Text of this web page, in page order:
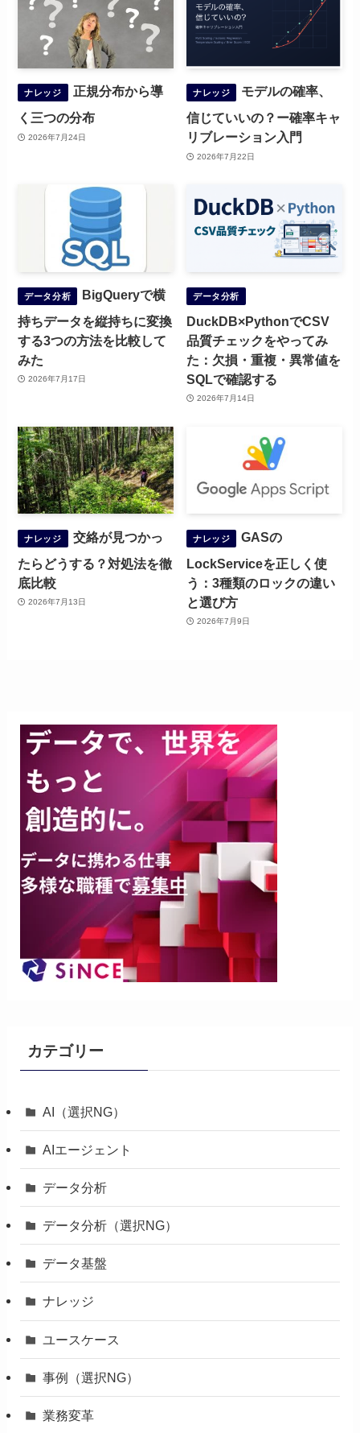
ナレッジ
正規分布から導
く三つの分布
2026年7月24日
ナレッジ
モデルの確率、
信じていいの？ー確率キャ
リブレーション入門
2026年7月22日
データ分析
BigQueryで横
持ちデータを縦持ちに変換
する3つの方法を比較して
みた
2026年7月17日
データ分析
DuckDB×PythonでCSV
品質チェックをやってみ
た：欠損・重複・異常値を
SQLで確認する
2026年7月14日
ナレッジ
交絡が見つかっ
たらどうする？対処法を徹
底比較
2026年7月13日
ナレッジ
GASの
LockServiceを正しく使
う：3種類のロックの違い
と選び方
2026年7月9日
カテゴリー
AI（選択NG）
AIエージェント
データ分析
データ分析（選択NG）
データ基盤
ナレッジ
ユースケース
事例（選択NG）
業務変革